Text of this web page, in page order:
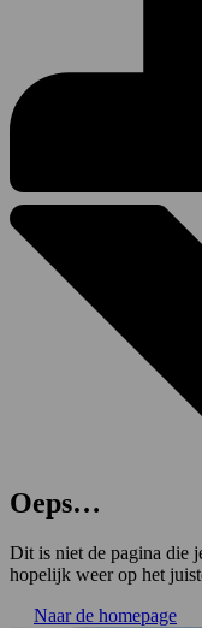
Oeps…
Dit is niet de pagina die
hopelijk weer op het
Naar de homepage